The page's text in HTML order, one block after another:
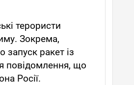
терористи
Зокрема,
запуск ракет із
повідомлення, що
Росії.